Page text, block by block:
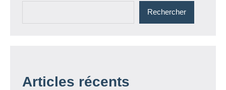
Rechercher
Articles récents